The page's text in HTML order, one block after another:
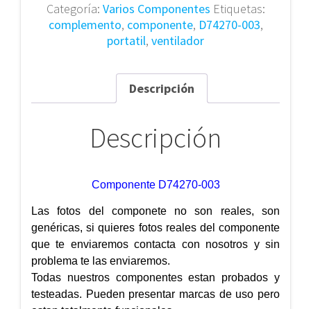
Categoría: Varios Componentes Etiquetas:
complemento, componente, D74270-003,
portatil, ventilador
Descripción
Descripción
Componente D74270-003
Las fotos del componete no son reales, son
genéricas, si quieres fotos reales del componente
que te enviaremos contacta con nosotros y sin
problema te las enviaremos.
Todas nuestros componentes estan probados y
testeadas. Pueden presentar marcas de uso pero